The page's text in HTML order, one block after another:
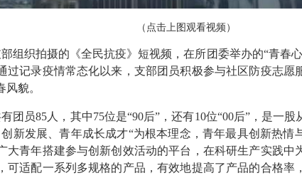
（点击上图观看视频）
组织拍摄的《全民抗疫》短视频，在所团委举办的“青春
过记录疫情常态化以来，支部团员积极参与社区防疫志愿
貌。
团员85人，其中75位是“90后”，还有10位“00后”，是一
新发展、青年成长成才“为根本理念，青年最具创新热情
大青年搭建参与创新创效活动的平台，在科研生产实践
可适配一系列多规格的产品，有效地提高了产品的合格率